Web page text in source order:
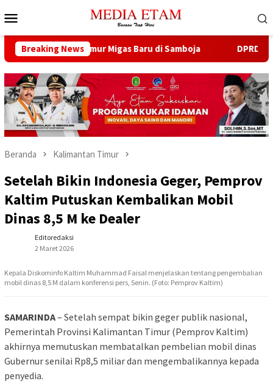
ke
Mobile
Breaking News
13 Sumur Migas Baru di Samboja DPRD
Beranda Kalimantan Timur
Setelah Bikin Indonesia Geger, Pemprov
Kaltim Putuskan Kembalikan Mobil
Dinas 8,5 M ke Dealer
Editoredaksi
2 Maret 2026
Kepala Diskominfo Kaltim Muhammad Faisal menjelaskan tentang pengembalian
mobil dinas 8,5 M dalam konferensi pers, Senin. (Foto: Pemprov Kaltim)
SAMARINDA– Setelah sempat bikin geger publik nasional,
Pemerintah Provinsi Kalimantan Timur (Pemprov Kaltim)
akhirnya memutuskan membatalkan pembelian mobil dinas
Gubernur senilai Rp8,5 miliar dan mengembalikannya kepada
penyedia.